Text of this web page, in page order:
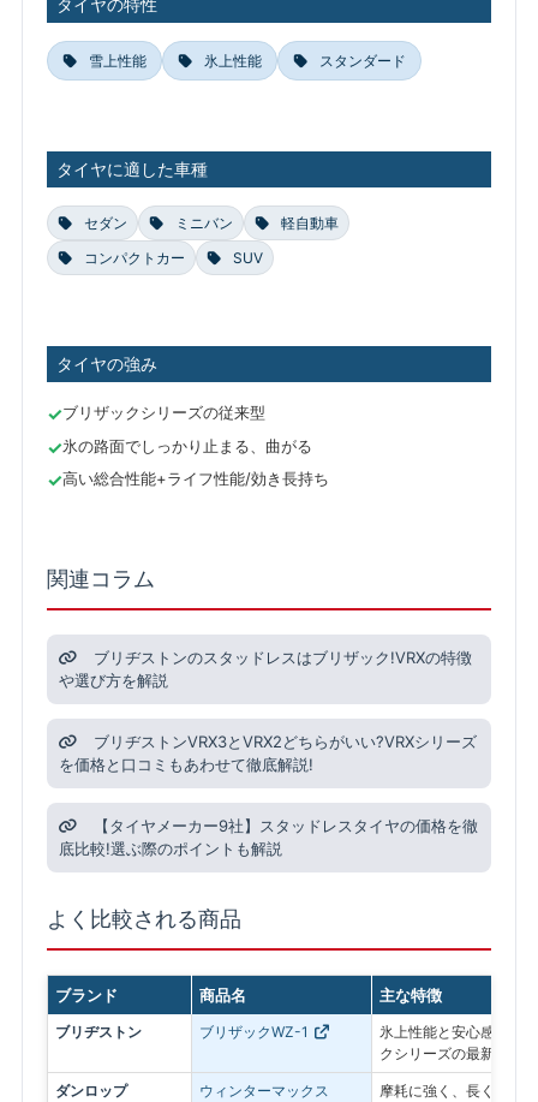
タイヤの特性
雪上性能 氷上性能 スタンダード
タイヤに適した車種
セダン ミニバン
軽自動車
コンパクトカー
SUV
タイヤの強み
ブリザックシリーズの従来型
氷の路面でしっかり止まる、曲がる
高い総合性能+ライフ性能/効き長持ち
関連コラム
ブリヂストンのスタッドレスはブリザック!VRXの特徴
や選び方を解説
ブリヂストンVRX3とVRX2どちらがいい?VRXシリーズ
を価格と口コミもあわせて徹底解説!
【タイヤメーカー9社】スタッドレスタイヤの価格を徹
底比較!選ぶ際のポイントも解説
よく比較される商品
ブランド 商品名 主な特徴
ブリヂストン ブリザックWZ-1
氷上性能と安心感を最
クシリーズの最新モデル
ダンロップ
ウィンターマックス
摩耗に強く、長く使い